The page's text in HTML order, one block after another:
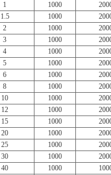
1
1000
1.5
1000
2
1000
3
1000
4
1000
5
1000
6
1000
8
1000
10
1000
12
1000
15
1000
20
1000
25
1000
30
1000
40
1000